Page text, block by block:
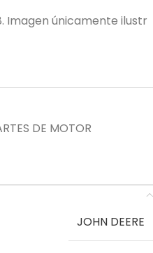
Imagen únicamente ilustr
DE MOTOR
JOHN DEERE